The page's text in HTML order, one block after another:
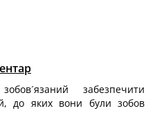
забезпечити
до яких вони були зобов